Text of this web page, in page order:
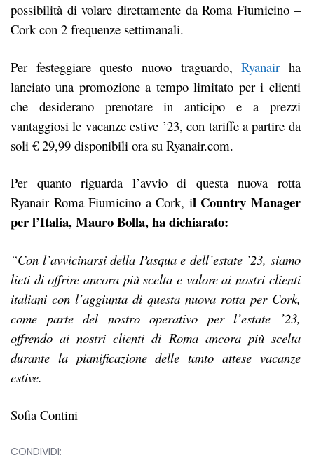
possibilità di volare direttamente da Roma Fiumicino –
Cork con 2 frequenze settimanali.
Per festeggiare questo nuovo traguardo,Ryanair ha
lanciato una promozione a tempo limitato per i clienti
che desiderano prenotare in anticipo e a prezzi
vantaggiosi le vacanze estive ’23, con tariffe a partire da
soli € 29,99 disponibili ora su Ryanair.com.
Per quanto riguarda l’avvio di questa nuova rotta
Ryanair Roma Fiumicino a Cork, il Country Manager
per l’Italia, Mauro Bolla, ha dichiarato:
“Con l’avvicinarsi della Pasqua e dell’estate ’23, siamo
lieti di offrire ancora più scelta e valore ai nostri clienti
italiani con l’aggiunta di questa nuova rotta per Cork,
come parte del nostro operativo per l’estate ’23,
offrendo ai nostri clienti di Roma ancora più scelta
durante la pianificazione delle tanto attese vacanze
estive.
Sofia Contini
CONDIVIDI: